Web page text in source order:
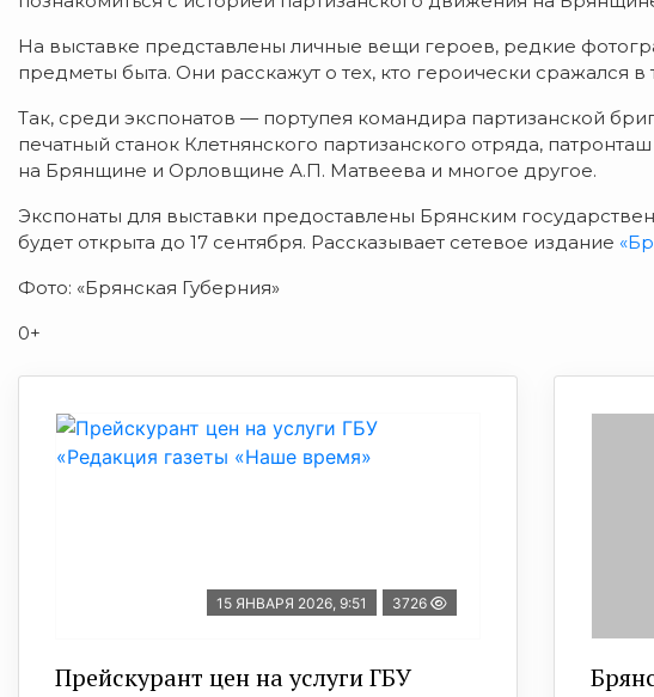
На выставке представлены личные вещи героев, редкие
предметы быта. Они расскажут о тех, кто героически сражался в
Так, среди экспонатов — портупея командира партизанской
печатный станок Клетнянского партизанского отряда,
на Брянщине и Орловщине А.П. Матвеева и многое другое.
Экспонаты для выставки предоставлены Брянским
будет открыта до 17 сентября. Рассказывает сетевое издание
Фото: «Брянская Губерния»
0+
15 ЯНВАРЯ 2026, 9:51 3726
Прейскурант цен на услуги ГБУ